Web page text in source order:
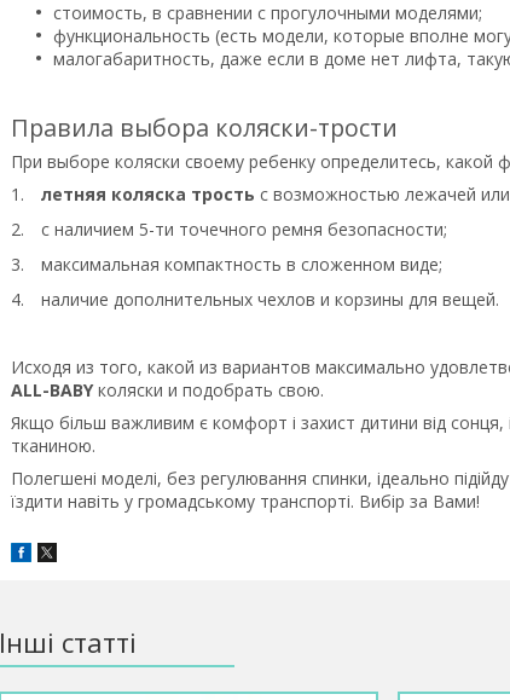
стоимость, в сравнении с прогулочными моделями;
функциональность (есть модели, которые вполне
малогабаритность, даже если в доме нет лифта,
Правила выбора коляски-трости
При выборе коляски своему ребенку определитесь, какой
1.
летняя коляска трость с возможностью лежачей
2.
с наличием 5-ти точечного ремня безопасности;
3.
максимальная компактность в сложенном виде;
4.
наличие дополнительных чехлов и корзины для вещей.
Исходя из того, какой из вариантов максимально
ALL-BABYколяски и подобрать свою.
Якщо більш важливим є комфорт і захист дитини від сонця,
тканиною.
Полегшені моделі, без регулювання спинки, ідеально
їздити навіть у громадському транспорті. Вибір за Вами!
Інші статті